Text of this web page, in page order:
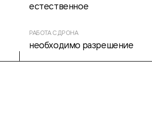
естественное
РАБОТА С ДРОНА
необходимо разрешение